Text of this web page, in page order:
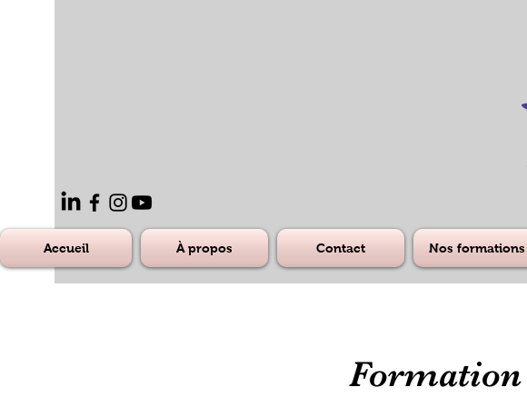
Accueil À propos Contact Nos formations
Formation